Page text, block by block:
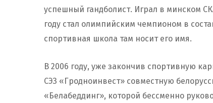
успешный гандболист. Играл в минском
году стал олимпийским чемпионом в
спортивная школа там носит его имя.
В 2006 году, уже закончив спортивную
СЭЗ «Гродноинвест» совместную
«Белабеддинг», которой бессменно